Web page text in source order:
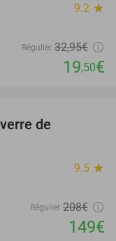
9.2 star
Régulier 32,95€
19,50€
de
9.5 star
Régulier 208€
149€